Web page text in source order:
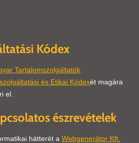
Kódex
Tartalomszolgáltatók
és Etikai Kódexét magára
el.
észrevételek
hátterét a Webgenerátor Kft.